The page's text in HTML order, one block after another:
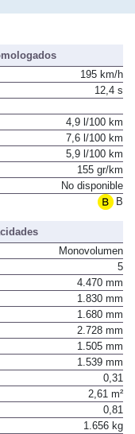
195 km/h
12,4 s
4,9 l/100 km
7,6 l/100 km
5,9 l/100 km
155 gr/km
No disponible
B
Monovolumen
5
4.470 mm
1.830 mm
1.680 mm
2.728 mm
1.505 mm
1.539 mm
0,31
2,61 m²
0,81
1.656 kg